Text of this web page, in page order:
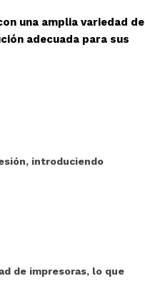
una amplia variedad de
adecuada para sus
introduciendo
de impresoras, lo que